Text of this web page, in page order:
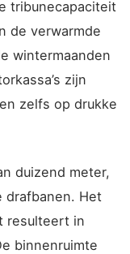
tribunecapaciteit
de verwarmde
wintermaanden
zijn
zelfs op drukke
duizend meter,
drafbanen. Het
resulteert in
binnenruimte